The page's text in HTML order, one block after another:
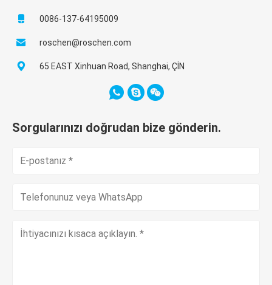
0086-137-64195009
roschen@roschen.com
65 EAST Xinhuan Road, Shanghai, ÇİN
Sorgularınızı doğrudan bize gönderin.